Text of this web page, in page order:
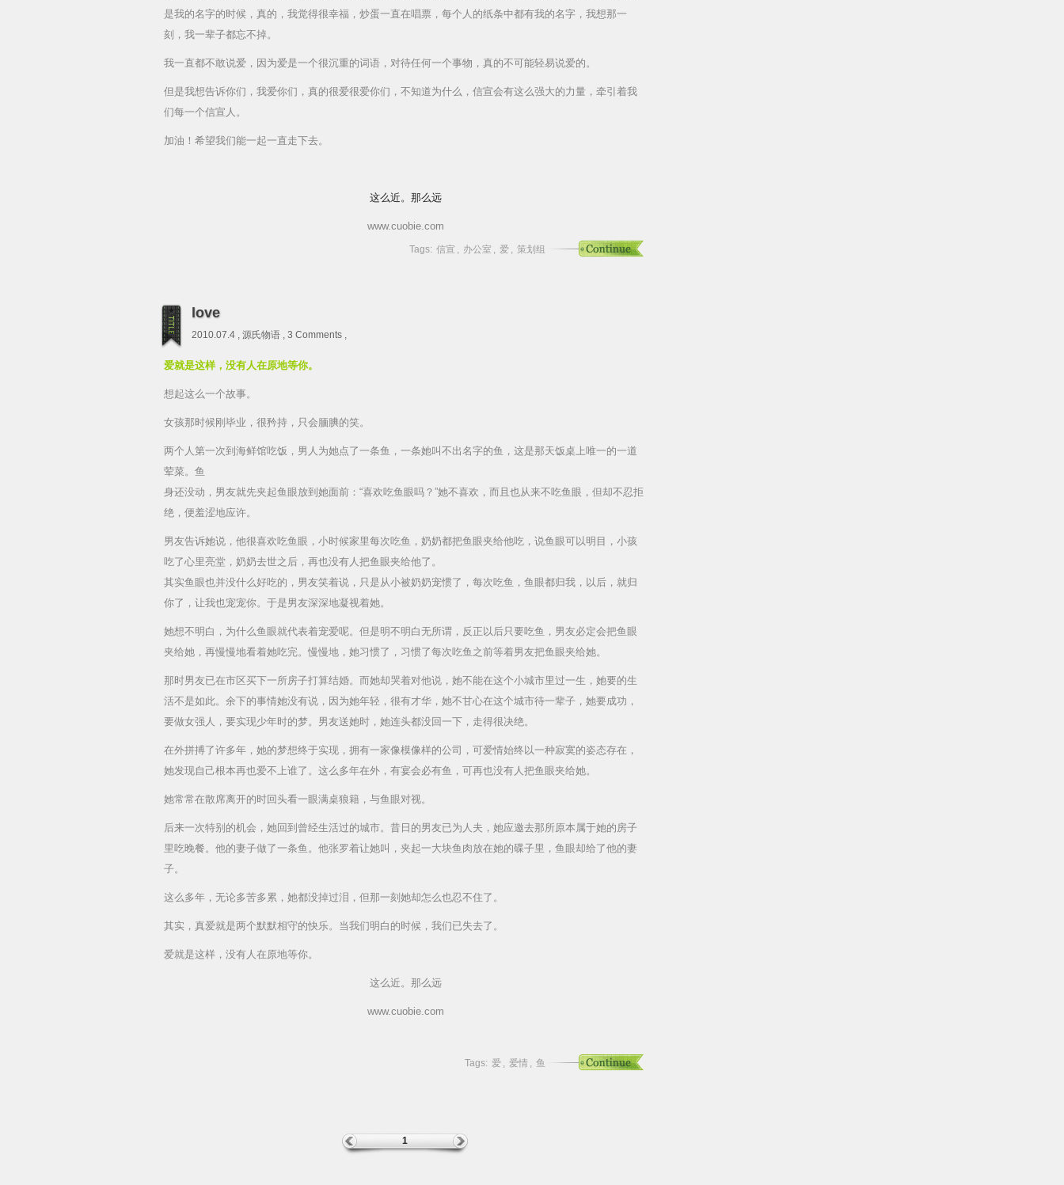
是我的名字的时候，真的，我觉得很幸福，炒蛋一直在唱票，每个人的纸条中都有我的名字，我想那一
刻，我一辈子都忘不掉。
我一直都不敢说爱，因为爱是一个很沉重的词语，对待任何一个事物，真的不可能轻易说爱的。
但是我想告诉你们，我爱你们，真的很爱很爱你们，不知道为什么，信宣会有这么强大的力量，牵引着我
们每一个信宣人。
加油！希望我们能一起一直走下去。
这么近。那么远
www.cuobie.com
Tags: 信宣 , 办公室 , 爱 , 策划组
love
2010.07.4 , 源氏物语 , 3 Comments ,
爱就是这样，没有人在原地等你。
想起这么一个故事。
女孩那时候刚毕业，很矜持，只会腼腆的笑。
两个人第一次到海鲜馆吃饭，男人为她点了一条鱼，一条她叫不出名字的鱼，这是那天饭桌上唯一的一道
荤菜。鱼
身还没动，男友就先夹起鱼眼放到她面前：“喜欢吃鱼眼吗？”她不喜欢，而且也从来不吃鱼眼，但却不忍拒
绝，便羞涩地应许。
男友告诉她说，他很喜欢吃鱼眼，小时候家里每次吃鱼，奶奶都把鱼眼夹给他吃，说鱼眼可以明目，小孩
吃了心里亮堂，奶奶去世之后，再也没有人把鱼眼夹给他了。
其实鱼眼也并没什么好吃的，男友笑着说，只是从小被奶奶宠惯了，每次吃鱼，鱼眼都归我，以后，就归
你了，让我也宠宠你。于是男友深深地凝视着她。
她想不明白，为什么鱼眼就代表着宠爱呢。但是明不明白无所谓，反正以后只要吃鱼，男友必定会把鱼眼
夹给她，再慢慢地看着她吃完。慢慢地，她习惯了，习惯了每次吃鱼之前等着男友把鱼眼夹给她。
那时男友已在市区买下一所房子打算结婚。而她却哭着对他说，她不能在这个小城市里过一生，她要的生
活不是如此。余下的事情她没有说，因为她年轻，很有才华，她不甘心在这个城市待一辈子，她要成功，
要做女强人，要实现少年时的梦。男友送她时，她连头都没回一下，走得很决绝。
在外拼搏了许多年，她的梦想终于实现，拥有一家像模像样的公司，可爱情始终以一种寂寞的姿态存在，
她发现自己根本再也爱不上谁了。这么多年在外，有宴会必有鱼，可再也没有人把鱼眼夹给她。
她常常在散席离开的时回头看一眼满桌狼籍，与鱼眼对视。
后来一次特别的机会，她回到曾经生活过的城市。 昔日的男友已为人夫，她应邀去那所原本属于她的房子
里吃晚餐。他的妻子做了一条鱼。他张罗着让她叫，夹起一大块鱼肉放在她的碟子里，鱼眼却给了他的妻
子。
这么多年，无论多苦多累，她都没掉过泪，但那一刻她却怎么也忍不住了。
其实，真爱就是两个默默相守的快乐。当我们明白的时候，我们已失去了。
爱就是这样，没有人在原地等你。
这么近。那么远
www.cuobie.com
Tags: 爱 , 爱情 , 鱼
1